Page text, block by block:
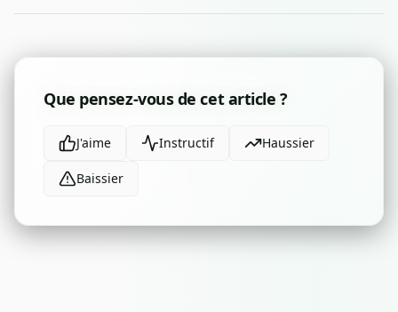
Que pensez-vous de cet article ?
J'aime Instructif Haussier
Baissier